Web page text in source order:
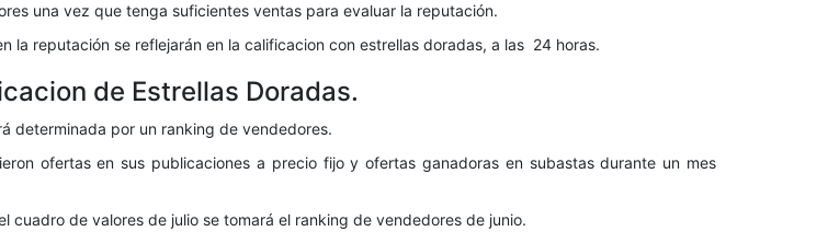
una vez que tenga suficientes ventas para evaluar la reputación.
la reputación se reflejarán en la calificacion con estrellas doradas, a las 24 horas.
de Estrellas Doradas.
determinada por un ranking de vendedores.
ofertas en sus publicaciones a precio fijo y ofertas ganadoras en subastas durante un mes
cuadro de valores de julio se tomará el ranking de vendedores de junio.